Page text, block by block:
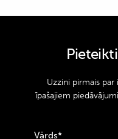
Uzzini pirmais
īpašajiem